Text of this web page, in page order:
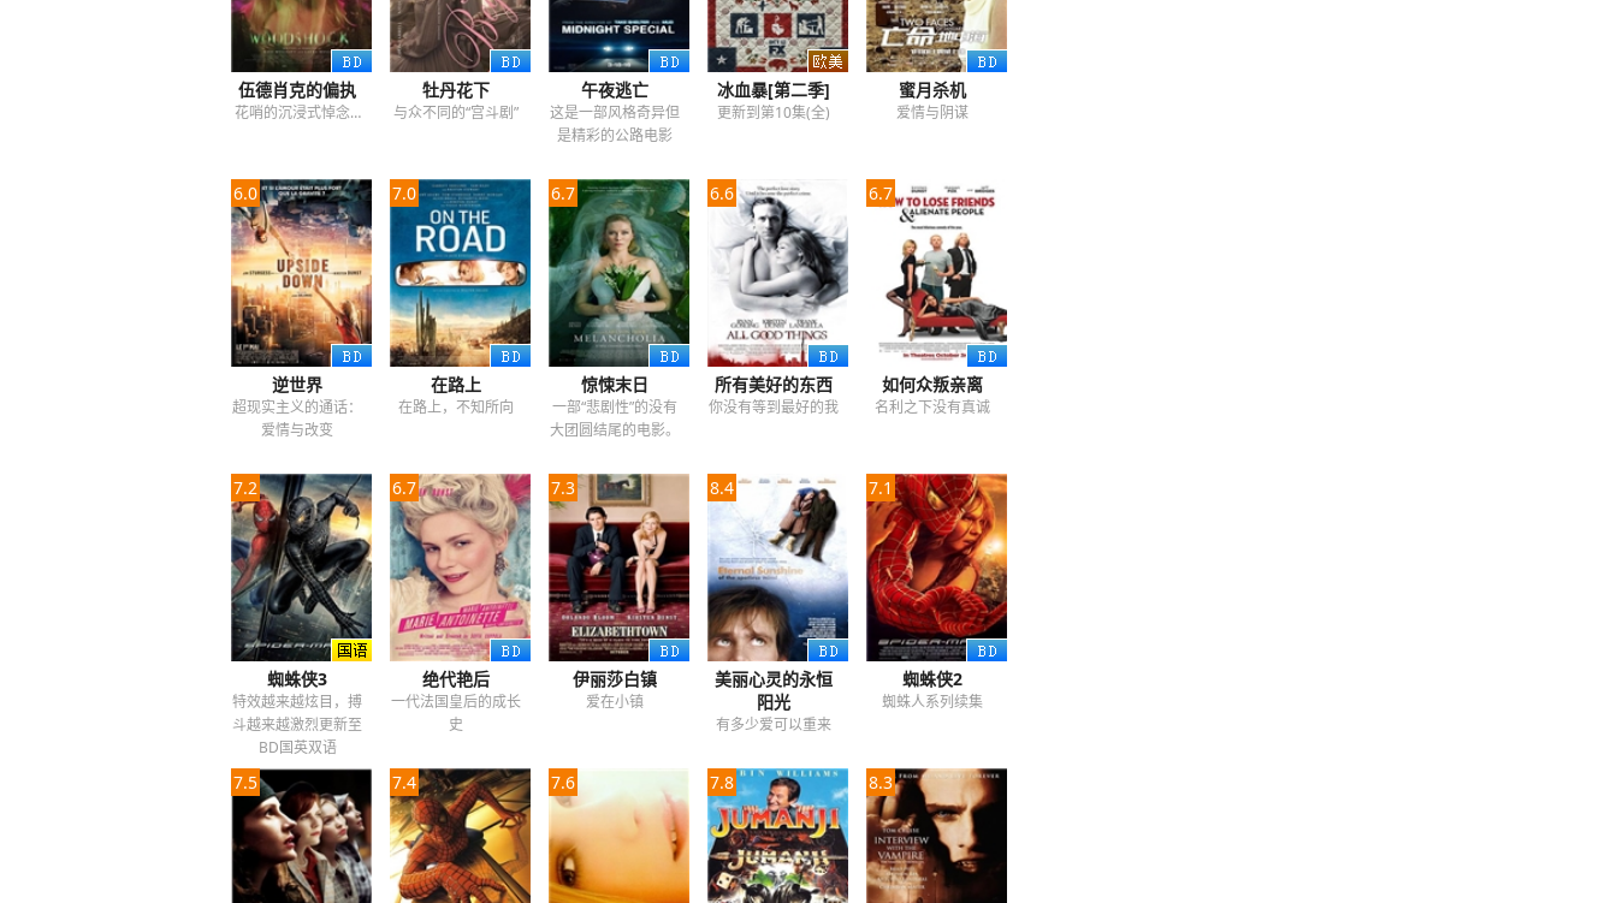
伍德肖克的偏执
花哨的沉浸式悼念…
牡丹花下
与众不同的“宫斗剧”
午夜逃亡
这是一部风格奇异但
是精彩的公路电影
冰血暴[第二季]
更新到第10集(全)
蜜月杀机
爱情与阴谋
6.0
逆世界
超现实主义的通话：
爱情与改变
7.0
在路上
在路上，不知所向
6.7
惊悚末日
一部“悲剧性”的没有
大团圆结尾的电影。
6.6
所有美好的东西
你没有等到最好的我
6.7
如何众叛亲离
名利之下没有真诚
7.2
蜘蛛侠3
特效越来越炫目，搏
斗越来越激烈更新至
BD国英双语
6.7
绝代艳后
一代法国皇后的成长
史
7.3
伊丽莎白镇
爱在小镇
8.4
美丽心灵的永恒
阳光
有多少爱可以重来
7.1
蜘蛛侠2
蜘蛛人系列续集
7.5 7.4 7.6 7.8 8.3